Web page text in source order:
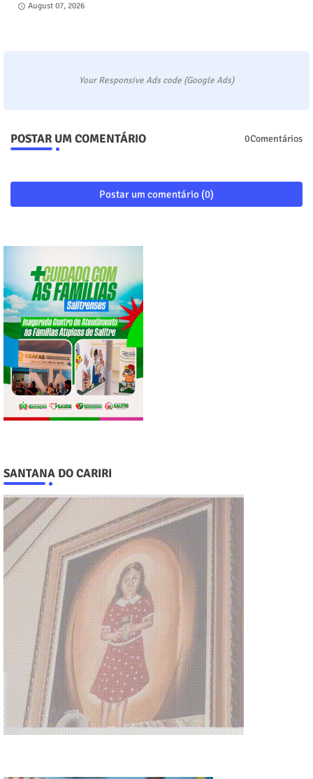
August 07, 2026
Your Responsive Ads code (Google Ads)
POSTAR UM COMENTÁRIO 0Comentários
Postar um comentário (0)
SANTANA DO CARIRI